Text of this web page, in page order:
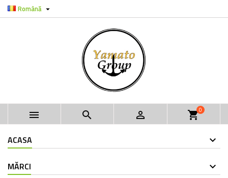
Română 
   shopping_cart0
ACASA
MĂRCI